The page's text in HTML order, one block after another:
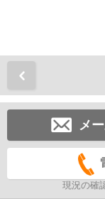
メ
現況の確